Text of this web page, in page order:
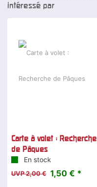
intéressé par
Carte à volet : Recherche
de Pâques
En stock
UVP 2,00 € 1,50 € *